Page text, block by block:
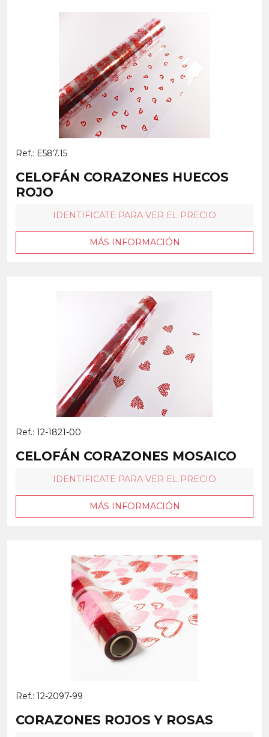
Ref.: E587.15
CELOFÁN CORAZONES HUECOS
ROJO
IDENTIFICATE PARA VER EL PRECIO
MÁS INFORMACIÓN
Ref.: 12-1821-00
CELOFÁN CORAZONES MOSAICO
IDENTIFICATE PARA VER EL PRECIO
MÁS INFORMACIÓN
Ref.: 12-2097-99
CORAZONES ROJOS Y ROSAS